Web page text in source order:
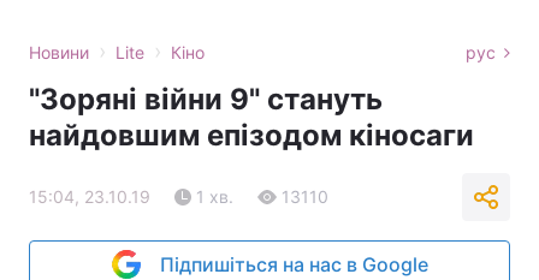
Новини › Lite › Кіно рус
"Зоряні війни 9" стануть
найдовшим епізодом кіносаги
15:04, 23.10.19 1 хв. 13110
Підпишіться на нас в Google